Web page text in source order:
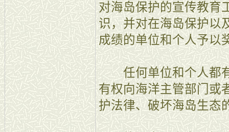
对海岛保护的宣传教育
识，并对在海岛保护以
成绩的单位和个人予以
任何单位和个人都有
有权向海洋主管部门或
护法律、破坏海岛生态